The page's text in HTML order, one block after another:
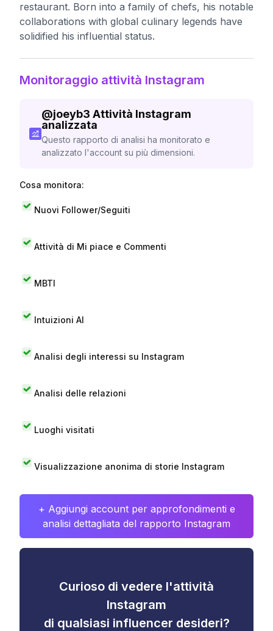
restaurant. Born into a family of chefs, his notable
collaborations with global culinary legends have
solidified his influential status.
Monitoraggio attività Instagram
@joeyb3 Attività Instagram
analizzata
Questo rapporto di analisi ha monitorato e
analizzato l'account su più dimensioni.
Cosa monitora:
Nuovi Follower/Seguiti
Attività di Mi piace e Commenti
MBTI
Intuizioni AI
Analisi degli interessi su Instagram
Analisi delle relazioni
Luoghi visitati
Visualizzazione anonima di storie Instagram
+ Aggiungi account per approfondimenti e
analisi dettagliata del rapporto Instagram
Curioso di vedere l'attività
Instagram
di qualsiasi influencer desideri?